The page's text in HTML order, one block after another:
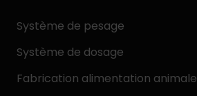
Système de pesage
Système de dosage
Fabrication alimentation animale